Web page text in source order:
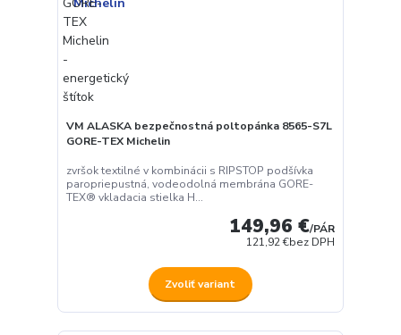
VM ALASKA bezpečnostná poltopánka 8565-S7L
GORE-TEX Michelin
zvršok textilné v kombinácii s RIPSTOP podšívka
paropriepustná, vodeodolná membrána GORE-
TEX® vkladacia stielka H...
149,96 €/PÁR
121,92 €bez DPH
Zvoliť variant